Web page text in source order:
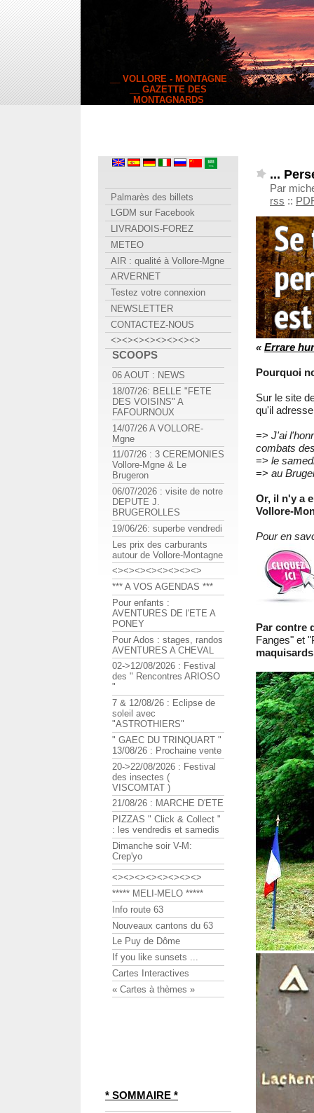
__ VOLLORE - MONTAGNE
__ GAZETTE DES
MONTAGNARDS
...
Par
rss ::
« Errare
Pourquoi
Sur le site
qu'il
=> J'ai
combats
=> le
=> au
Or, il n'y a
Vollore-
Pour en
Par contre
Fanges" et
maquisards
Palmarès des billets
LGDM sur Facebook
LIVRADOIS-FOREZ
METEO
AIR : qualité à Vollore-Mgne
ARVERNET
Testez votre connexion
NEWSLETTER
CONTACTEZ-NOUS
<><><><><><><><>
SCOOPS
06 AOUT : NEWS
18/07/26: BELLE "FETE
DES VOISINS" A
FAFOURNOUX
14/07/26 A VOLLORE-
Mgne
11/07/26 : 3 CEREMONIES
Vollore-Mgne & Le
Brugeron
06/07/2026 : visite de notre
DEPUTE J.
BRUGEROLLES
19/06/26: superbe vendredi
Les prix des carburants
autour de Vollore-Montagne
<><><><><><><><>
*** A VOS AGENDAS ***
Pour enfants :
AVENTURES DE l'ETE A
PONEY
Pour Ados : stages, randos
AVENTURES A CHEVAL
02->12/08/2026 : Festival
des " Rencontres ARIOSO
"
7 & 12/08/26 : Eclipse de
soleil avec
"ASTROTHIERS"
" GAEC DU TRINQUART "
13/08/26 : Prochaine vente
20->22/08/2026 : Festival
des insectes (
VISCOMTAT )
21/08/26 : MARCHE D'ETE
PIZZAS " Click & Collect "
: les vendredis et samedis
Dimanche soir V-M:
Crep'yo
<><><><><><><><>
***** MELI-MELO *****
Info route 63
Nouveaux cantons du 63
Le Puy de Dôme
If you like sunsets ...
Cartes Interactives
« Cartes à thèmes »
* SOMMAIRE *